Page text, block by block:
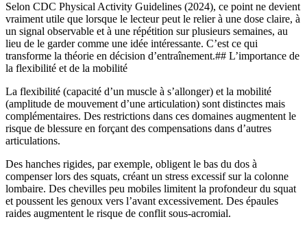
Selon CDC Physical Activity Guidelines (2024), ce point ne devient
vraiment utile que lorsque le lecteur peut le relier à une dose claire, à
un signal observable et à une répétition sur plusieurs semaines, au
lieu de le garder comme une idée intéressante. C’est ce qui
transforme la théorie en décision d’entraînement.## L’importance de
la flexibilité et de la mobilité
La flexibilité (capacité d’un muscle à s’allonger) et la mobilité
(amplitude de mouvement d’une articulation) sont distinctes mais
complémentaires. Des restrictions dans ces domaines augmentent le
risque de blessure en forçant des compensations dans d’autres
articulations.
Des hanches rigides, par exemple, obligent le bas du dos à
compenser lors des squats, créant un stress excessif sur la colonne
lombaire. Des chevilles peu mobiles limitent la profondeur du squat
et poussent les genoux vers l’avant excessivement. Des épaules
raides augmentent le risque de conflit sous-acromial.